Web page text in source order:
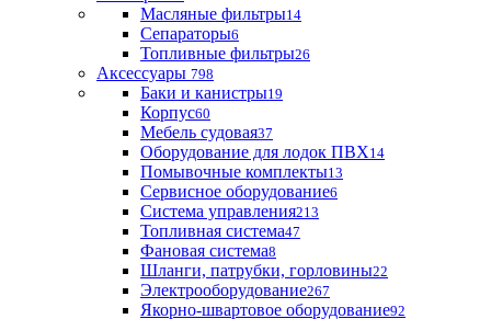
Масляные фильтры14
Сепараторы6
Топливные фильтры26
Аксессуары 798
Баки и канистры19
Корпус60
Мебель судовая37
Оборудование для лодок ПВХ14
Помывочные комплекты13
Сервисное оборудование6
Система управления213
Топливная система47
Фановая система8
Шланги, патрубки, горловины22
Электрооборудование267
Якорно-швартовое оборудование92